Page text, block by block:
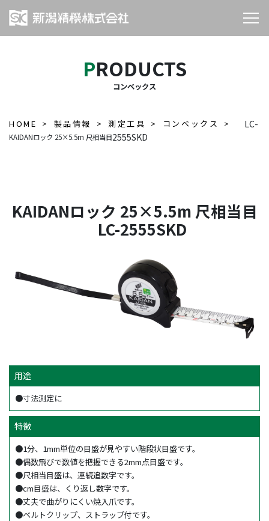
PRODUCTS
コンベックス
HOME 製品情報 測定工具 コンベックス
KAIDANロック 25×5.5m 尺相当目
LC-
2555SKD
KAIDANロック 25×5.5m 尺相当目
LC-2555SKD
用途
●寸法測定に
特徴
●1分、1mm単位の目盛が見やすい階段状目盛です。
●偶数飛びで数値を把握できる2mm点目盛です。
●尺相当目盛は、連続追数字です。
●cm目盛は、くり返し数字です。
●丈夫で曲がりにくい焼入爪です。
●ベルトクリップ、ストラップ付です。